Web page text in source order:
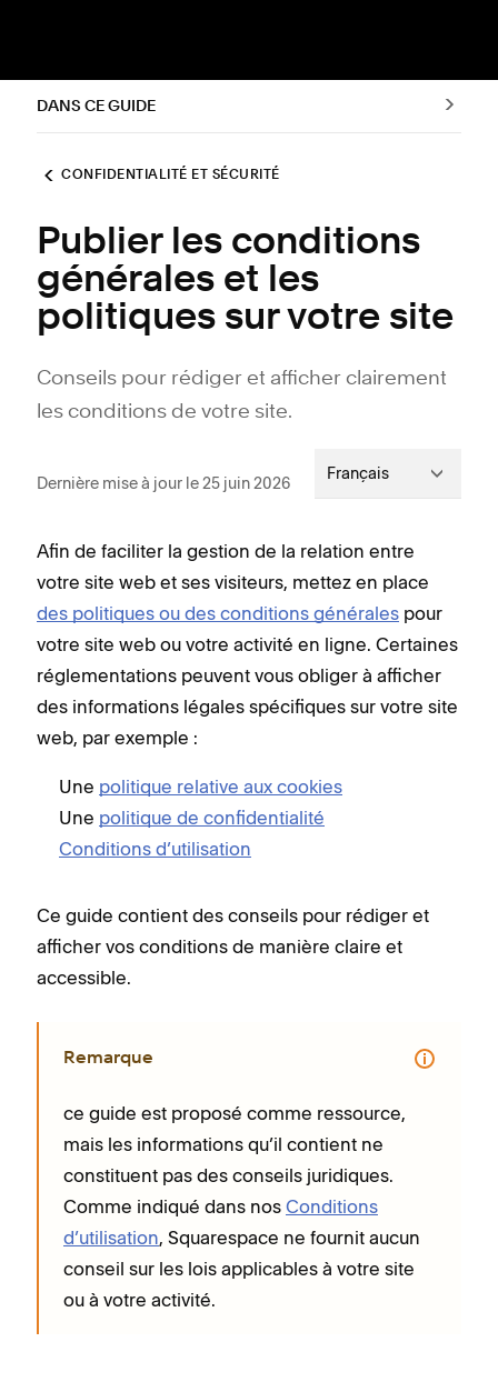
DANS CE GUIDE
CONFIDENTIALITÉ ET SÉCURITÉ
Publier les conditions
générales et les
politiques sur votre site
Conseils pour rédiger et afficher clairement
les conditions de votre site.
Dernière mise à jour le 25 juin 2026 Français
Afin de faciliter la gestion de la relation entre
votre site web et ses visiteurs, mettez en place
des politiques ou des conditions générales pour
votre site web ou votre activité en ligne. Certaines
réglementations peuvent vous obliger à afficher
des informations légales spécifiques sur votre site
web, par exemple :
Une politique relative aux cookies
Une politique de confidentialité
Conditions d’utilisation
Ce guide contient des conseils pour rédiger et
afficher vos conditions de manière claire et
accessible.
Remarque
ce guide est proposé comme ressource,
mais les informations qu’il contient ne
constituent pas des conseils juridiques.
Comme indiqué dans nos Conditions
d’utilisation, Squarespace ne fournit aucun
conseil sur les lois applicables à votre site
ou à votre activité.